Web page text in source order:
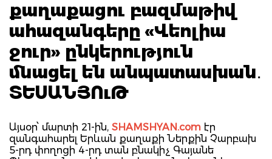
քաղաքացու բազմաթիվ
ահազանգերը «Վեոլիա
ջուր» ընկերություն
մնացել են անպատասխան․
ՏԵՍԱՆՅՈւԹ
Այսօր՝ մարտի 21-ին, SHAMSHYAN.com էր
զանգահարել Երևան քաղաքի Ներքին Չարբախ
5-րդ փողոցի 4-րդ տան բնակիչ Գայանե